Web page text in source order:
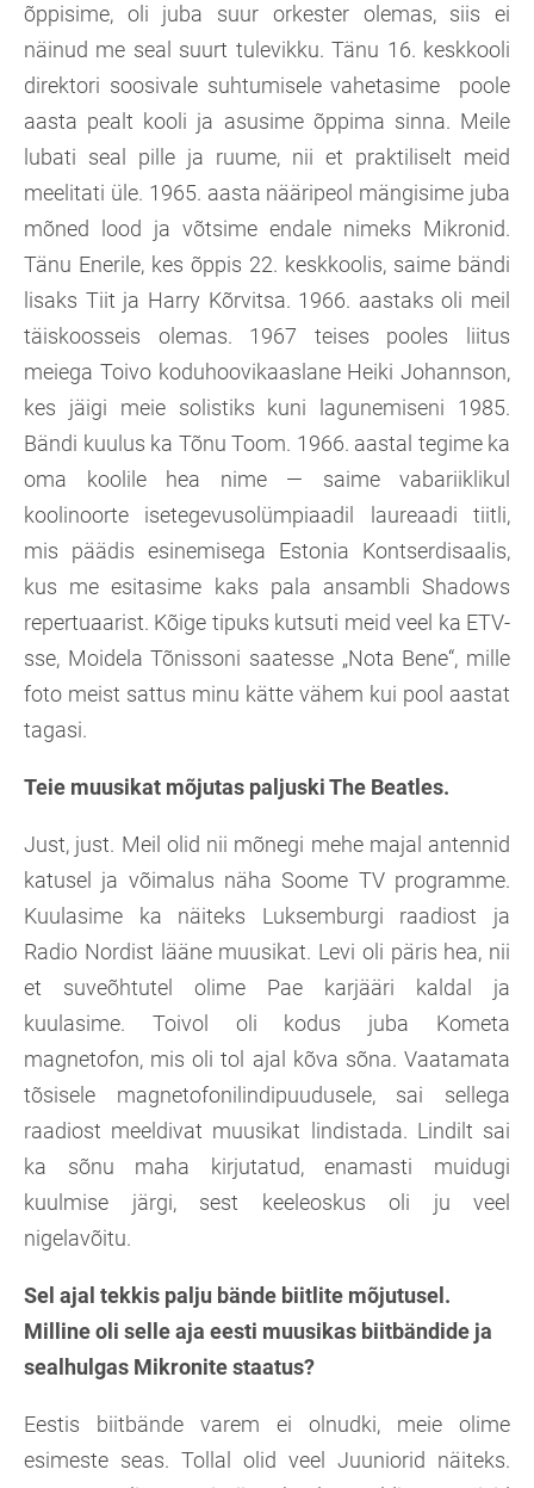
õppisime, oli juba suur orkester olemas, siis ei
näinud me seal suurt tulevikku. Tänu 16. keskkooli
direktori soosivale suhtumisele vahetasime poole
aasta pealt kooli ja asusime õppima sinna. Meile
lubati seal pille ja ruume, nii et praktiliselt meid
meelitati üle. 1965. aasta nääripeol mängisime juba
mõned lood ja võtsime endale nimeks Mikronid.
Tänu Enerile, kes õppis 22. keskkoolis, saime bändi
lisaks Tiit ja Harry Kõrvitsa. 1966. aastaks oli meil
täiskoosseis olemas. 1967 teises pooles liitus
meiega Toivo koduhoovikaaslane Heiki Johannson,
kes jäigi meie solistiks kuni lagunemiseni 1985.
Bändi kuulus ka Tõnu Toom. 1966. aastal tegime ka
oma koolile hea nime — saime vabariiklikul
koolinoorte isetegevusolümpiaadil laureaadi tiitli,
mis päädis esinemisega Estonia Kontserdisaalis,
kus me esitasime kaks pala ansambli Shadows
repertuaarist. Kõige tipuks kutsuti meid veel ka ETV-
sse, Moidela Tõnissoni saatesse „Nota Bene“, mille
foto meist sattus minu kätte vähem kui pool aastat
tagasi.
Teie muusikat mõjutas paljuski The Beatles.
Just, just. Meil olid nii mõnegi mehe majal antennid
katusel ja võimalus näha Soome TV programme.
Kuulasime ka näiteks Luksemburgi raadiost ja
Radio Nordist lääne muusikat. Levi oli päris hea, nii
et suveõhtutel olime Pae karjääri kaldal ja
kuulasime. Toivol oli kodus juba Kometa
magnetofon, mis oli tol ajal kõva sõna. Vaatamata
tõsisele magnetofonilindipuudusele, sai sellega
raadiost meeldivat muusikat lindistada. Lindilt sai
ka sõnu maha kirjutatud, enamasti muidugi
kuulmise järgi, sest keeleoskus oli ju veel
nigelavõitu.
Sel ajal tekkis palju bände biitlite mõjutusel.
Milline oli selle aja eesti muusikas biitbändide ja
sealhulgas Mikronite staatus?
Eestis biitbände varem ei olnudki, meie olime
esimeste seas. Tollal olid veel Juuniorid näiteks.